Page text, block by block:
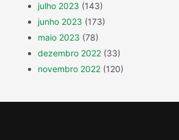
julho 2023 (143)
junho 2023 (173)
maio 2023 (78)
dezembro 2022 (33)
novembro 2022 (120)